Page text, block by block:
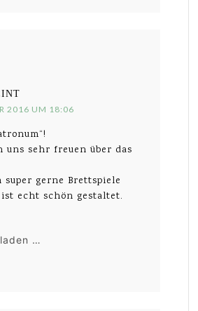
2016 UM 18:06
uns sehr freuen über das
super gerne Brettspiele
echt schön gestaltet.
…